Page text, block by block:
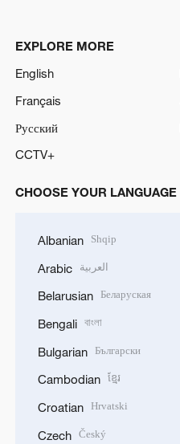
EXPLORE MORE
English
Français
Русский
CCTV+
CHOOSE YOUR LANGUAGE
Albanian Shqip
Arabic العربية
Belarusian Беларуская
Bengali বাংলা
Bulgarian Български
Cambodian ខ្មែរ
Croatian Hrvatski
Czech Český